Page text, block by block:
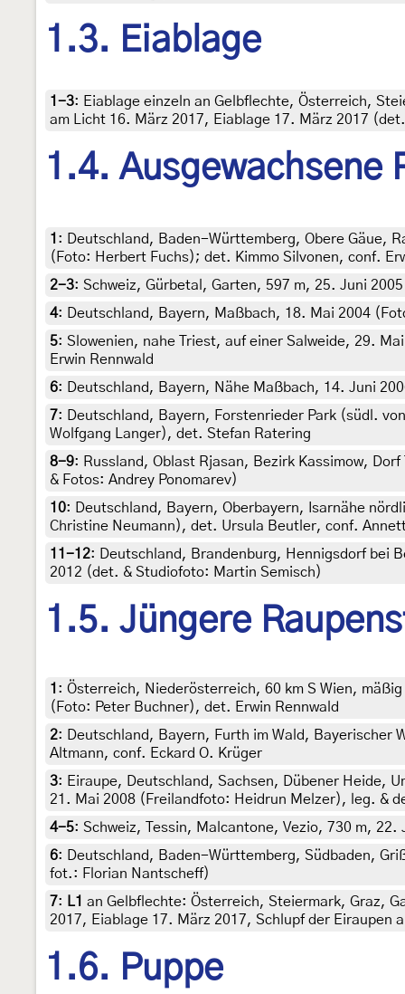
1.3. Eiablage
1-3: Eiablage einzeln an Gelbflechte, Österreich,
am Licht 16. März 2017, Eiablage 17. März 2017
1.4. Ausgewachsene
1 : Deutschland, Baden-Württemberg, Obere Gäue,
(Foto: Herbert Fuchs); det. Kimmo Silvonen, conf.
2-3: Schweiz, Gürbetal, Garten, 597 m, 25. Juni
4: Deutschland, Bayern, Maßbach, 18. Mai 2004
5: Slowenien, nahe Triest, auf einer Salweide, 29.
Erwin Rennwald
6: Deutschland, Bayern, Nähe Maßbach, 14. Juni
7: Deutschland, Bayern, Forstenrieder Park (südl.
Wolfgang Langer), det. Stefan Ratering
8-9: Russland, Oblast Rjasan, Bezirk Kassimow,
& Fotos: Andrey Ponomarev)
10: Deutschland, Bayern, Oberbayern, Isarnähe
Christine Neumann), det. Ursula Beutler, conf.
11-12: Deutschland, Brandenburg, Hennigsdorf bei
2012 (det. & Studiofoto: Martin Semisch)
1.5. Jüngere
1 : Österreich, Niederösterreich, 60 km S Wien,
(Foto: Peter Buchner), det. Erwin Rennwald
2:
Deutschland, Bayern, Furth im Wald,
Altmann, conf. Eckard O. Krüger
3: Eiraupe, Deutschland, Sachsen, Dübener Heide,
21. Mai 2008 (Freilandfoto: Heidrun Melzer), leg. &
4-5: Schweiz, Tessin, Malcantone, Vezio, 730 m,
6:
Deutschland, Baden-Württemberg, Südbaden,
fot.: Florian Nantscheff)
7: L1 an Gelbflechte: Österreich, Steiermark, Graz,
2017, Eiablage 17. März 2017, Schlupf der
1.6. Puppe